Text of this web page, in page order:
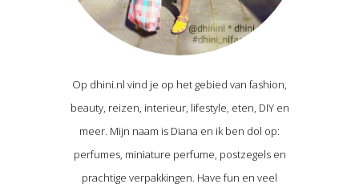
Op dhini.nl vind je op het gebied van fashion,
beauty, reizen, interieur, lifestyle, eten, DIY en
meer. Mijn naam is Diana en ik ben dol op:
perfumes, miniature perfume, postzegels en
prachtige verpakkingen. Have fun en veel